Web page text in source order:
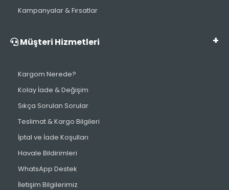
Kampanyalar & Fırsatlar
Müşteri Hizmetleri
Kargom Nerede?
Kolay İade & Değişim
Sıkça Sorulan Sorular
Teslimat & Kargo Bilgileri
İptal ve İade Koşulları
Havale Bildirimleri
WhatsApp Destek
İletişim Bilgilerimiz